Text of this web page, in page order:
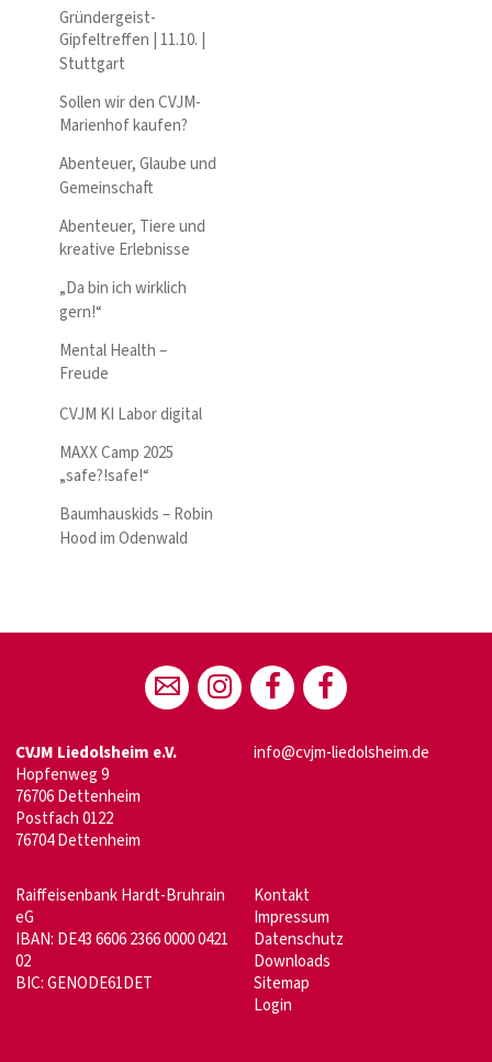
Gründergeist-
Gipfeltreffen | 11.10. |
Stuttgart
Sollen wir den CVJM-
Marienhof kaufen?
Abenteuer, Glaube und
Gemeinschaft
Abenteuer, Tiere und
kreative Erlebnisse
„Da bin ich wirklich
gern!“
Mental Health –
Freude
CVJM KI Labor digital
MAXX Camp 2025
„safe?!safe!“
Baumhauskids – Robin
Hood im Odenwald
CVJM Liedolsheim e.V.
Hopfenweg 9
76706 Dettenheim
Postfach 0122
76704 Dettenheim
info@cvjm-liedolsheim.de
Raiffeisenbank Hardt-Bruhrain
eG
IBAN: DE43 6606 2366 0000 0421
02
BIC: GENODE61DET
Kontakt
Impressum
Datenschutz
Downloads
Sitemap
Login